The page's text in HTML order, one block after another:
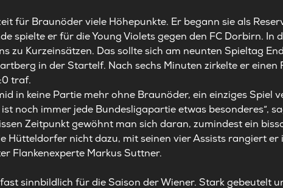
für Braunöder viele Höhepunkte. Er begann sie als
spielte er für die Young Violets gegen den FC Dorbirn. In
zu Kurzeinsätzen. Das sollte sich am neunten Spieltag
in der Startelf. Nach sechs Minuten zirkelte er einen
traf.
in keine Partie mehr ohne Braunöder, ein einziges Spiel
noch immer jede Bundesligapartie etwas besonderes“,
Zeitpunkt gewöhnt man sich daran, zumindest ein
Hütteldorfer nicht dazu, mit seinen vier Assists rangiert er
Flankenexperte Markus Suttner.
sinnbildlich für die Saison der Wiener. Stark gebeutelt